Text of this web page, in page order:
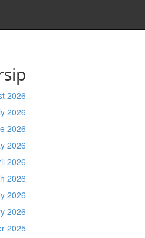
2026
2026
2026
2026
2026
2026
2026
2026
2025